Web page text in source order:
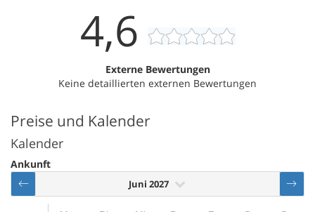
4,6
Externe Bewertungen
Keine detaillierten externen Bewertungen
Preise und Kalender
Kalender
Ankunft
Juni 2027